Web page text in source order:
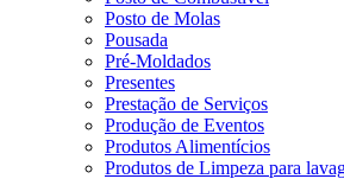
Posto de Molas
Pousada
Pré-Moldados
Presentes
Prestação de Serviços
Produção de Eventos
Produtos Alimentícios
Produtos de Limpeza para